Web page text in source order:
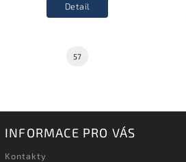
Detail
57
INFORMACE PRO VÁS
Kontakty